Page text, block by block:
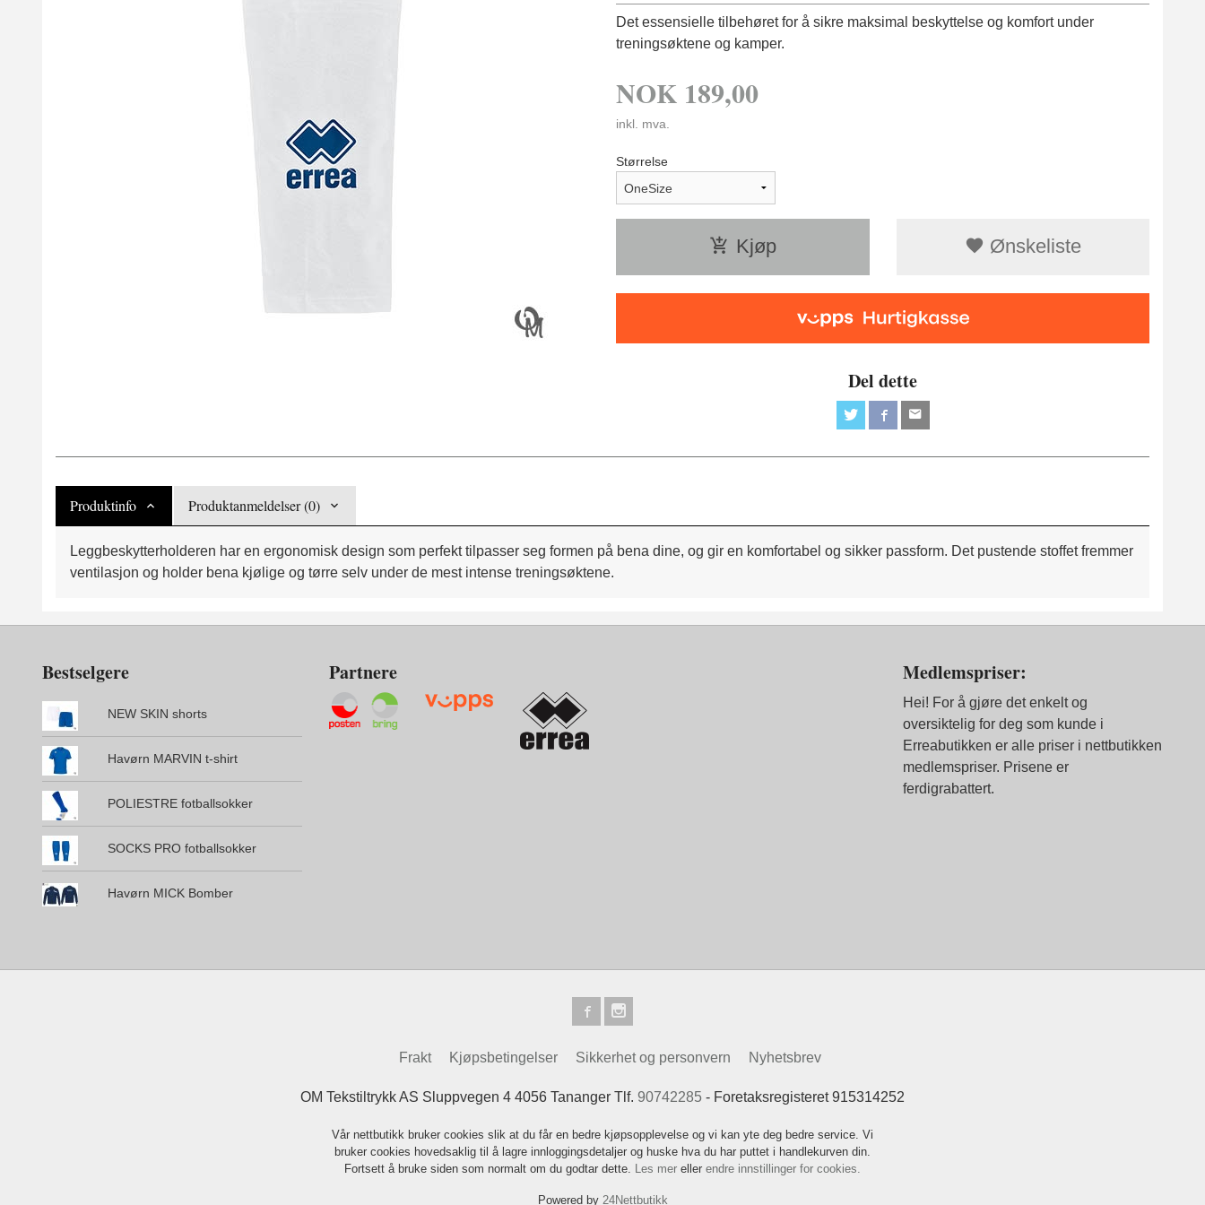
Det essensielle tilbehøret for å sikre maksimal beskyttelse og komfort under
treningsøktene og kamper.
NOK 189,00
inkl. mva.
Størrelse
Kjøp Ønskeliste
Del dette
Produktinfo Produktanmeldelser (0)
Leggbeskytterholderen har en ergonomisk design som perfekt tilpasser seg formen på bena dine, og gir en komfortabel og sikker passform. Det pustende stoffet fremmer
ventilasjon og holder bena kjølige og tørre selv under de mest intense treningsøktene.
Bestselgere
NEW SKIN shorts
Havørn MARVIN t-shirt
POLIESTRE fotballsokker
SOCKS PRO fotballsokker
Havørn MICK Bomber
Partnere Medlemspriser:
Hei! For å gjøre det enkelt og
oversiktelig for deg som kunde i
Erreabutikken er alle priser i nettbutikken
medlemspriser. Prisene er
ferdigrabattert.
Frakt Kjøpsbetingelser Sikkerhet og personvern Nyhetsbrev
OM Tekstiltrykk AS Sluppvegen 4 4056 Tananger Tlf. 90742285 - Foretaksregisteret 915314252
Vår nettbutikk bruker cookies slik at du får en bedre kjøpsopplevelse og vi kan yte deg bedre service. Vi
bruker cookies hovedsaklig til å lagre innloggingsdetaljer og huske hva du har puttet i handlekurven din.
Fortsett å bruke siden som normalt om du godtar dette. Les mer eller endre innstillinger for cookies.
Powered by 24Nettbutikk